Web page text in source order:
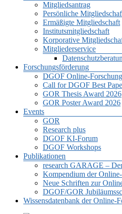
Mitgliedsantrag
Persönliche
Ermäßigte Mitgliedschaft
Institutsmitgliedschaft
Korporative
Mitgliederservice
Forschungsförderung
DGOF Online-
Call for DGOF Best
GOR Thesis Award 2026
GOR Poster Award 2026
Events
GOR
Research plus
DGOF KI-Forum
DGOF Workshops
Publikationen
research GARAGE –
Kompendium der
Neue Schriften zur
DGOF/GOR
Wissensdatenbank der Online-